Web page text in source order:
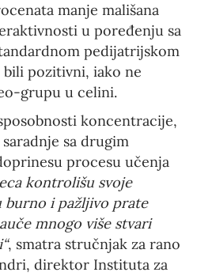
manje mališana
u poređenju sa
pedijatrijskom
pozitivni, iako ne
grupu u celini.
koncentracije,
sa drugim
procesu učenja
kontrolišu svoje
burno i pažljivo prate
mnogo više stvari
, smatra stručnjak za rano
direktor Instituta za